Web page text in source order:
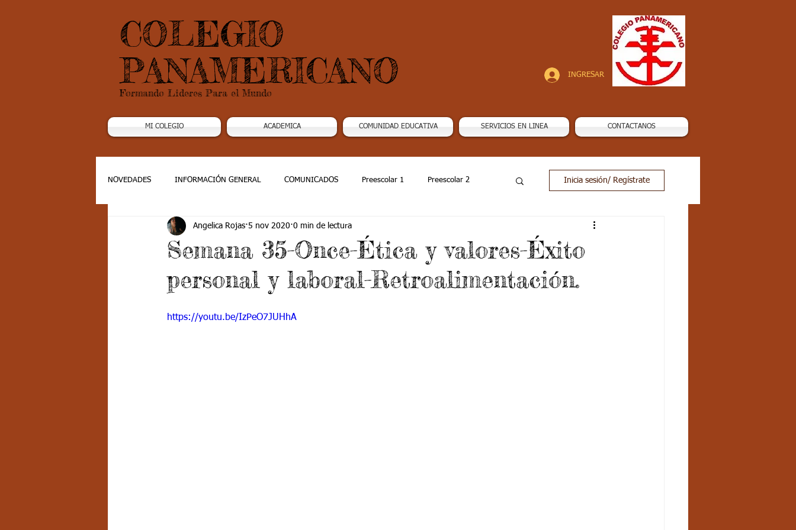
COLEGIO
PANAMERICANO
Formando Lideres Para el Mundo
INGRESAR
MI COLEGIO ACADEMICA COMUNIDAD EDUCATIVA SERVICIOS EN LINEA CONTACTANOS
NOVEDADES INFORMACIÓN GENERAL COMUNICADOS Preescolar 1 Preescolar 2
Grado 2 Grado 3 Grado 4 Grado 5
Grado 7 -2 Grado 8 Grado 9 Grado 10 Grado 11
PSICOLOGÍA INSTITUCIONAL DEPORTES
Inicia sesión/ Regístrate
Semana 35-Once-Ética y valores-Éxito
personal y laboral-Retroalimentación.
Angelica Rojas 5 nov 2020 0 min de lectura
https://youtu.be/IzPeO7JUHhA